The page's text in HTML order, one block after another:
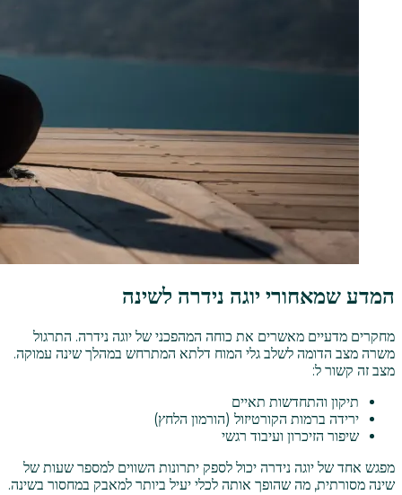
המדע שמאחורי יוגה נידרה לשינה
מחקרים מדעיים מאשרים את כוחה המהפכני של יוגה נידרה. התרגול
משרה מצב הדומה לשלב גלי המוח דלתא המתרחש במהלך שינה עמוקה.
מצב זה קשור ל:
תיקון והתחדשות תאיים
ירידה ברמות הקורטיזול (הורמון הלחץ)
שיפור הזיכרון ועיבוד רגשי
מפגש אחד של יוגה נידרה יכול לספק יתרונות השווים למספר שעות של
שינה מסורתית, מה שהופך אותה לכלי יעיל ביותר למאבק במחסור בשינה.